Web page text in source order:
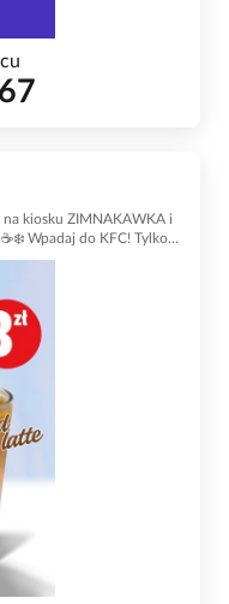
na kiosku ZIMNAKAWKA i
Wpadaj do KFC! Tylko